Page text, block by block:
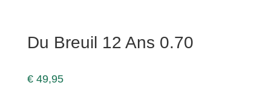
Du Breuil 12 Ans 0.70
€49,95